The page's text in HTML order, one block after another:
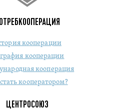
кооперации
кооперации
кооперация
кооператором?
ЦЕНТРОСОЮЗ